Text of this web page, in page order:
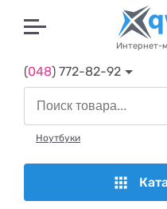
Интернет-
(048) 772-82-92
Ноутбуки